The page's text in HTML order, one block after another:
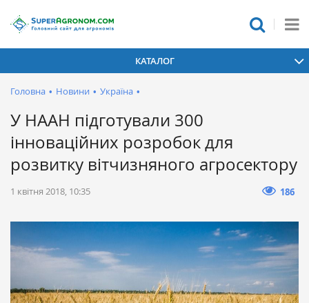
КАТАЛОГ
Головна • Новини • Україна •
У НААН підготували 300
інноваційних розробок для
розвитку вітчизняного агросектору
1 квітня 2018, 10:35 186